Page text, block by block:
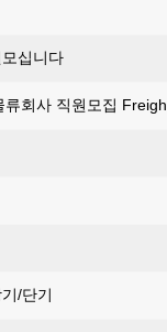
십니다
류회사 직원모집
/단기